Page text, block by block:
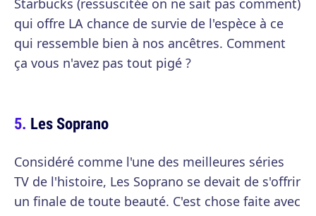
Starbucks (ressuscitée on ne sait pas comment)
qui offre LA chance de survie de l'espèce à ce
qui ressemble bien à nos ancêtres. Comment
ça vous n'avez pas tout pigé ?
Les Soprano
Considéré comme l'une des meilleures séries
TV de l'histoire, Les Soprano se devait de s'offrir
un finale de toute beauté. C'est chose faite avec